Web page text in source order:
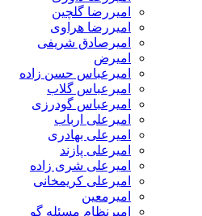
امیررضا گلچین
امیررضا هراوی
امیرصادق شریفی
امیرض
امیرعباس حسن زاده
امیرعباس گلاب
امیرعباس گودرزی
امیرعلی ارباب
امیرعلی بهادری
امیرعلی پازند
امیرعلی شری زاده
امیرعلی کریمخانی
امیرمعین
امیرنظام مسئله گو